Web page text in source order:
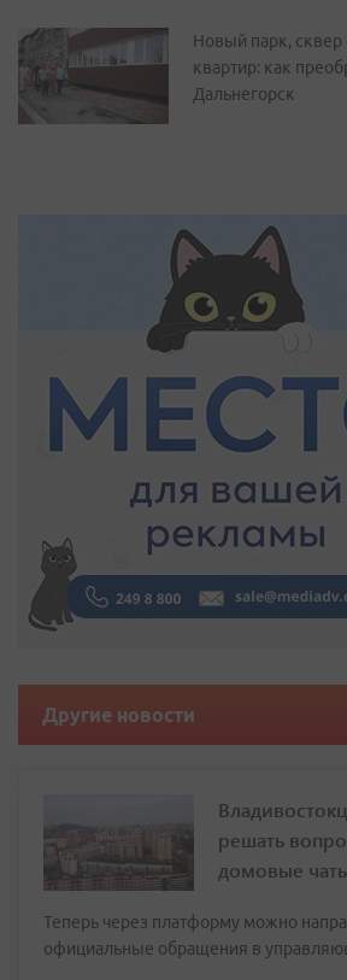
Новый парк, сквер
квартир: как
Дальнегорск
Другие новости
решать
домовые
Теперь через платформу можно
официальные обращения в